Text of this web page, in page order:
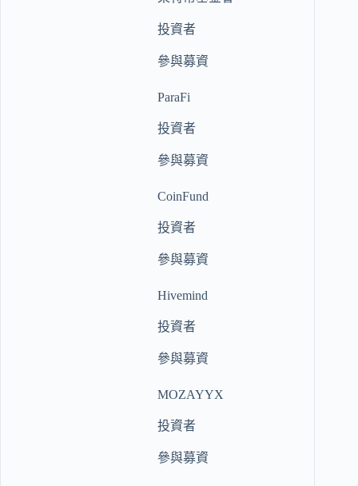
投資者
參與募資
ParaFi
投資者
參與募資
CoinFund
投資者
參與募資
Hivemind
投資者
參與募資
MOZAYYX
投資者
參與募資